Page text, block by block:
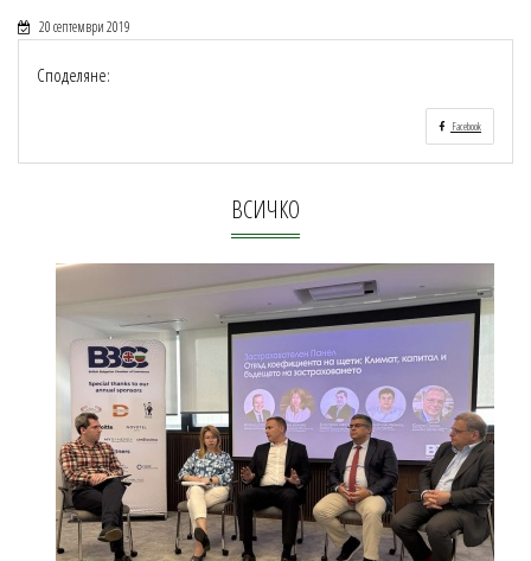
20 септември 2019
Споделяне:
Facebook
ВСИЧКО